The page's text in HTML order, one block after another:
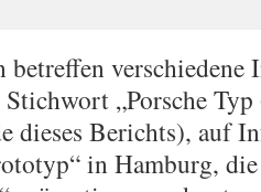
betreffen verschiedene
„Porsche
dieses Berichts), auf
in Hamburg,